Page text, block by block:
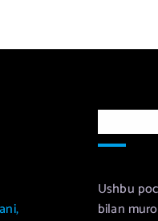
Ushbu
bilan